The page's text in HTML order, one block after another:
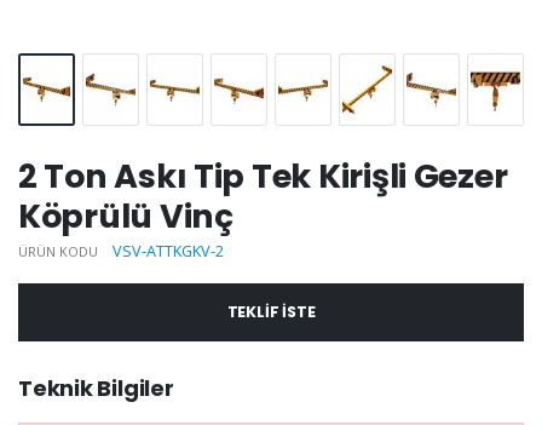
2 Ton Askı Tip Tek Kirişli Gezer
Köprülü Vinç
ÜRÜN KODU VSV-ATTKGKV-2
TEKLIF ISTE
Teknik Bilgiler